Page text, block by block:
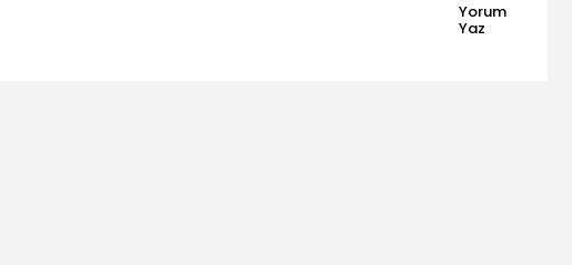
Yorum
Yaz